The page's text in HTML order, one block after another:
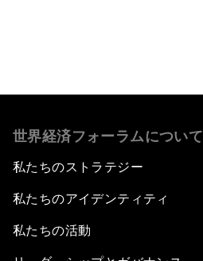
世界経済フォーラムについて
私たちのストラテジー
私たちのアイデンティティ
私たちの活動